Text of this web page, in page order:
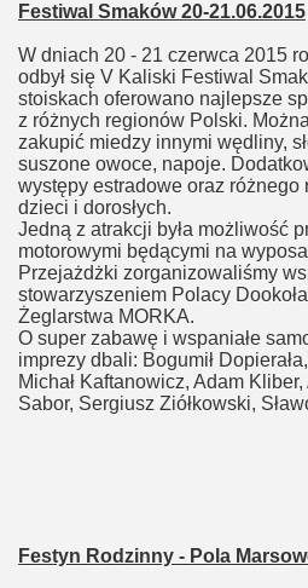
Festiwal Smaków 20-21.06.2015
W dniach 20 - 21 czerwca 2015
odbył się V Kaliski Festiwal
stoiskach oferowano najlepsze
z różnych regionów Polski.
zakupić miedzy innymi wędliny,
suszone owoce, napoje.
występy estradowe oraz różnego
dzieci i dorosłych.
Jedną z atrakcji była możliwość
motorowymi będącymi na
Przejażdżki zorganizowaliśmy
stowarzyszeniem Polacy
Żeglarstwa MORKA.
O super zabawę i wspaniałe
imprezy dbali: Bogumił
Michał Kaftanowicz, Adam
Sabor, Sergiusz Ziółkowski,
Festyn Rodzinny - Pola